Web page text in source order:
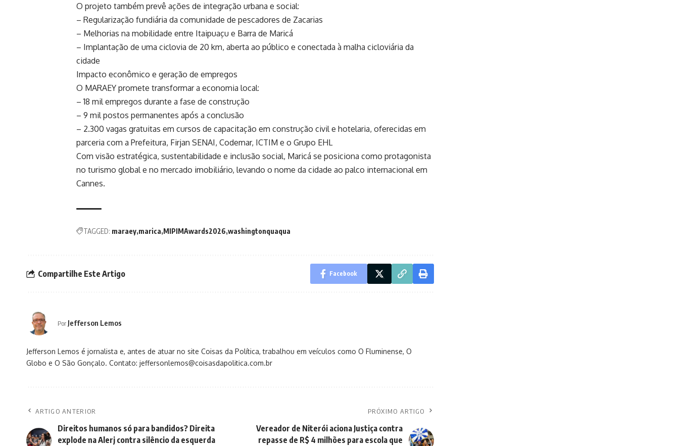
O projeto também prevê ações de integração urbana e social:
– Regularização fundiária da comunidade de pescadores de Zacarias
– Melhorias na mobilidade entre Itaipuaçu e Barra de Maricá
– Implantação de uma ciclovia de 20 km, aberta ao público e conectada à malha cicloviária da
cidade
Impacto econômico e geração de empregos
O MARAEY promete transformar a economia local:
– 18 mil empregos durante a fase de construção
– 9 mil postos permanentes após a conclusão
– 2.300 vagas gratuitas em cursos de capacitação em construção civil e hotelaria, oferecidas em
parceria com a Prefeitura, Firjan SENAI, Codemar, ICTIM e o Grupo EHL
Com visão estratégica, sustentabilidade e inclusão social, Maricá se posiciona como protagonista
no turismo global e no mercado imobiliário, levando o nome da cidade ao palco internacional em
Cannes.
TAGGED: maraey marica MIPIMAwards2026 washingtonquaqua
Compartilhe Este Artigo Facebook
Por Jefferson Lemos
Jefferson Lemos é jornalista e, antes de atuar no site Coisas da Política, trabalhou em veículos como O Fluminense, O
Globo e O São Gonçalo. Contato: jeffersonlemos@coisasdapolitica.com.br
ARTIGO ANTERIOR
Direitos humanos só para bandidos? Direita
explode na Alerj contra silêncio da esquerda
PRÓXIMO ARTIGO
Vereador de Niterói aciona Justiça contra
repasse de R$ 4 milhões para escola que